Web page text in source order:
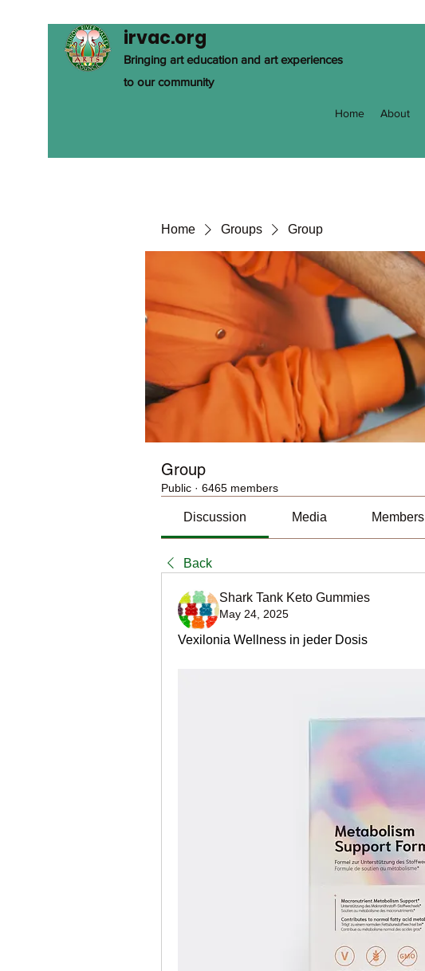
irvac.org
Bringing art education and art experiences
to our community
Home About
Home Groups Group
Group
Public · 6465 members
Discussion Media Members
Back
Shark Tank Keto Gummies
May 24, 2025
Vexilonia Wellness in jeder Dosis